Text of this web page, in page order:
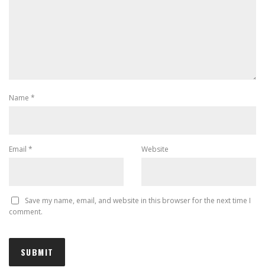
Name *
Email * Website
Save my name, email, and website in this browser for the next time I
comment.